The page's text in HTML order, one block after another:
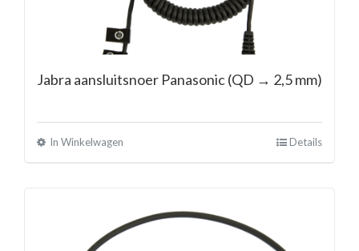
Jabra aansluitsnoer Panasonic (QD → 2,5 mm)
In Winkelwagen Details